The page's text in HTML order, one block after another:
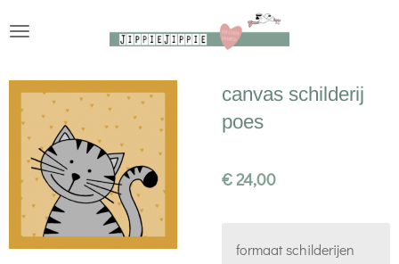
de
hoofdinhoud
canvas schilderij
poes
€ 24,00
formaat schilderijen